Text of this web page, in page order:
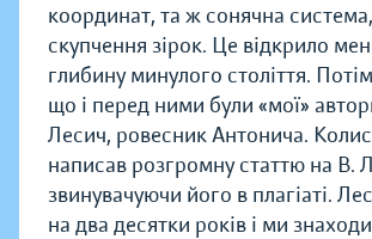
координат, та ж сонячна
скупчення зірок. Це відкрило
глибину минулого століття.
що і перед ними були «мої»
Лесич, ровесник Антонича.
написав розгромну статтю на В.
звинувачуючи його в плагіаті.
на два десятки років і ми